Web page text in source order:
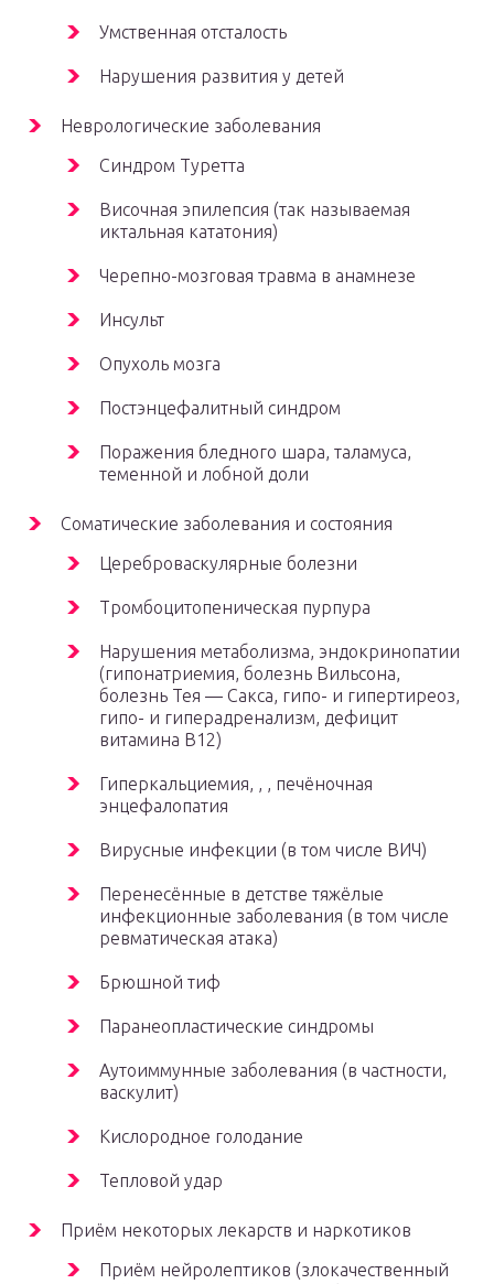
Умственная отсталость
Нарушения развития у детей
Неврологические заболевания
Синдром Туретта
Височная эпилепсия (так называемая
иктальная кататония)
Черепно-мозговая травма в анамнезе
Инсульт
Опухоль мозга
Постэнцефалитный синдром
Поражения бледного шара, таламуса,
теменной и лобной доли
Соматические заболевания и состояния
Цереброваскулярные болезни
Тромбоцитопеническая пурпура
Нарушения метаболизма, эндокринопатии
(гипонатриемия, болезнь Вильсона,
болезнь Тея — Сакса, гипо- и гипертиреоз,
гипо- и гиперадренализм, дефицит
витамина B12)
Гиперкальциемия, , , печёночная
энцефалопатия
Вирусные инфекции (в том числе ВИЧ)
Перенесённые в детстве тяжёлые
инфекционные заболевания (в том числе
ревматическая атака)
Брюшной тиф
Паранеопластические синдромы
Аутоиммунные заболевания (в частности,
васкулит)
Кислородное голодание
Тепловой удар
Приём некоторых лекарств и наркотиков
Приём нейролептиков (злокачественный